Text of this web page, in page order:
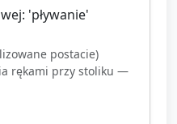
'pływanie'
postacie)
rękami przy stoliku —